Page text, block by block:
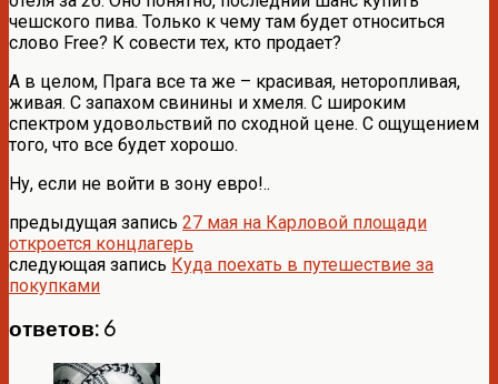
чешского пива. Только к чему там будет относиться
слово Free? К совести тех, кто продает?
А в целом, Прага все та же – красивая, неторопливая,
живая. С запахом свинины и хмеля. С широким
спектром удовольствий по сходной цене. С ощущением
того, что все будет хорошо.
Ну, если не войти в зону евро!..
предыдущая запись 27 мая на Карловой площади
откроется концлагерь
следующая запись Куда поехать в путешествие за
покупками
ответов: 6